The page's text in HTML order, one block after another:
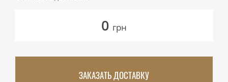
0 грн
ЗАКАЗАТЬ ДОСТАВКУ